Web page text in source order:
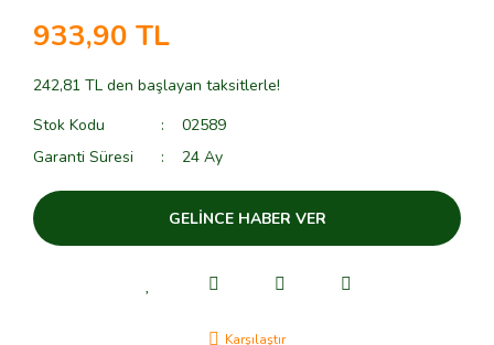
933,90 TL
242,81 TL den başlayan taksitlerle!
Stok Kodu
02589
Garanti Süresi
24 Ay
GELİNCE HABER VER
Karşılaştır